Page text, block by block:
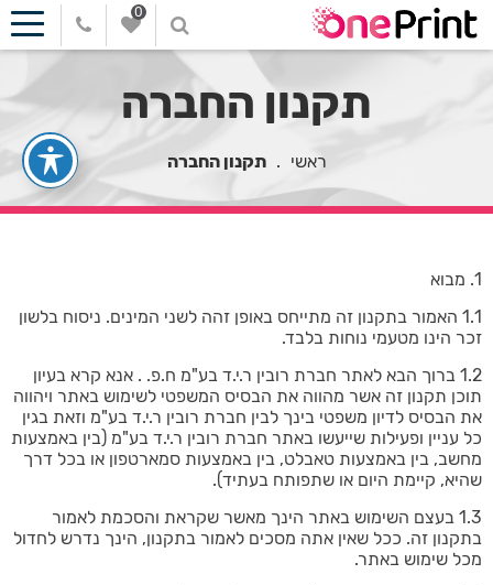
0
תקנון החברה
ראשי . תקנון החברה
1. מבוא
1.1 האמור בתקנון זה מתייחס באופן זהה לשני המינים. ניסוח בלשון
זכר הינו מטעמי נוחות בלבד.
1.2 ברוך הבא לאתר חברת רובין ר.י.ד בע"מ ח.פ. . אנא קרא בעיון
תוכן תקנון זה אשר מהווה את הבסיס המשפטי לשימוש באתר ויהווה
את הבסיס לדיון משפטי בינך לבין חברת רובין ר.י.ד בע"מ וזאת בגין
כל עניין ופעילות שייעשו באתר חברת רובין ר.י.ד בע"מ (בין באמצעות
מחשב, בין באמצעות טאבלט, בין באמצעות סמארטפון או בכל דרך
שהיא, קיימת היום או שתפותח בעתיד).
1.3 בעצם השימוש באתר הינך מאשר שקראת והסכמת לאמור
בתקנון זה. ככל שאין אתה מסכים לאמור בתקנון, הינך נדרש לחדול
מכל שימוש באתר.